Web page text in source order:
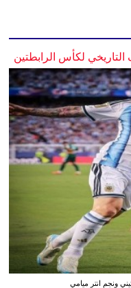
لكأس الرابطتين
ونجم انتر ميامي